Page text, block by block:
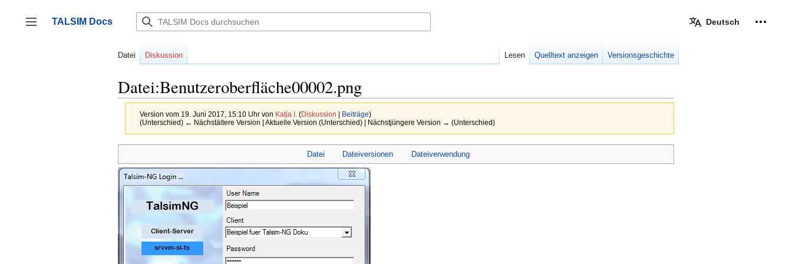
springen
Seitenleiste umschalten
TALSIM Docs Deutsch
Datei Diskussion Lesen Quelltext anzeigen Versionsgeschichte
Datei:Benutzeroberfläche00002.png
Version vom 19. Juni 2017, 15:10 Uhr von Katja I. (Diskussion Beiträge)
(Unterschied) ← Nächstältere Version | Aktuelle Version (Unterschied) | Nächstjüngere Version → (Unterschied)
Datei Dateiversionen Dateiverwendung